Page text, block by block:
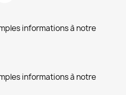
informations à notre
informations à notre